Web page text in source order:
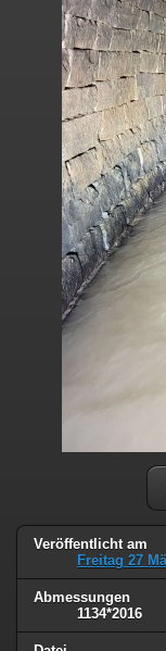
Veröffentlicht am
Freitag 27
Abmessungen
1134*2016